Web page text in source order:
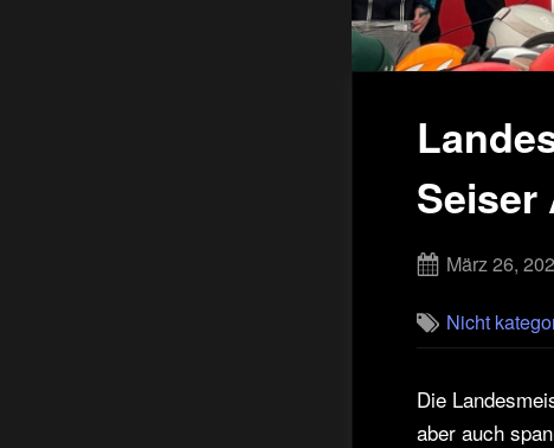
Seiser
Posted
März 26,
Nicht
Die
aber auch